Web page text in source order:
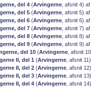
del 4 (Arvingerne , afsnit 4) af
del 5 (Arvingerne , afsnit 5) af
del 6 (Arvingerne , afsnit 6) af
del 7 (Arvingerne , afsnit 7) af
del 8 (Arvingerne , afsnit 8) af
del 9 (Arvingerne , afsnit 9) af
del 10 (Arvingerne , afsnit
II, del 1 (Arvingerne , afsnit
II, del 2 (Arvingerne , afsnit
II, del 3 (Arvingerne , afsnit
II, del 4 (Arvingerne , afsnit